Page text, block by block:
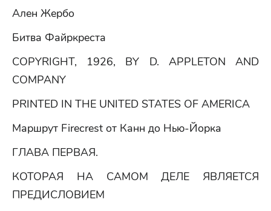
Ален Жербо
Битва Файркреста
COPYRIGHT, 1926, BY D. APPLETON AND
COMPANY
PRINTED IN THE UNITED STATES OF AMERICA
Маршрут Firecrest от Канн до Нью-Йорка
ГЛАВА ПЕРВАЯ.
КОТОРАЯ НА САМОМ ДЕЛЕ ЯВЛЯЕТСЯ
ПРЕДИСЛОВИЕМ